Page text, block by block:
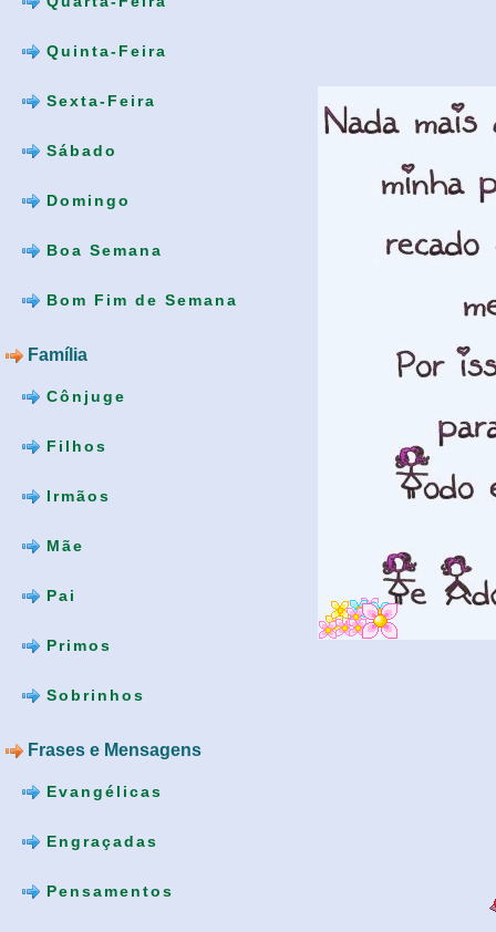
Quinta-Feira
Sexta-Feira
Sábado
Domingo
Boa Semana
Bom Fim de Semana
Família
Cônjuge
Filhos
Irmãos
Mãe
Pai
Primos
Sobrinhos
Frases e Mensagens
Evangélicas
Engraçadas
Pensamentos